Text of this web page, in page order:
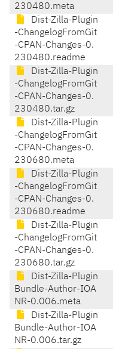
230480.meta
Dist-Zilla-Plugin
-ChangelogFromGit
-CPAN-Changes-0.
230480.readme
Dist-Zilla-Plugin
-ChangelogFromGit
-CPAN-Changes-0.
230480.tar.gz
Dist-Zilla-Plugin
-ChangelogFromGit
-CPAN-Changes-0.
230680.meta
Dist-Zilla-Plugin
-ChangelogFromGit
-CPAN-Changes-0.
230680.readme
Dist-Zilla-Plugin
-ChangelogFromGit
-CPAN-Changes-0.
230680.tar.gz
Dist-Zilla-Plugin
Bundle-Author-IOA
NR-0.006.meta
Dist-Zilla-Plugin
Bundle-Author-IOA
NR-0.006.tar.gz